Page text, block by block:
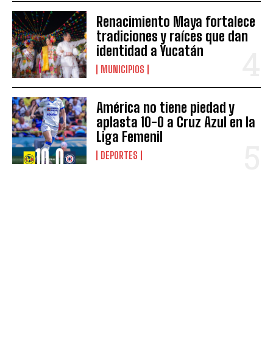
Renacimiento Maya fortalece
tradiciones y raíces que dan
identidad a Yucatán
MUNICIPIOS
América no tiene piedad y
aplasta 10-0 a Cruz Azul en la
Liga Femenil
DEPORTES